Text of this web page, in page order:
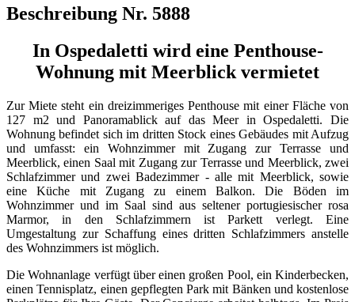
Beschreibung Nr. 5888
In Ospedaletti wird eine Penthouse-
Wohnung mit Meerblick vermietet
Zur Miete steht ein dreizimmeriges Penthouse mit einer Fläche von
127 m2 und Panoramablick auf das Meer in Ospedaletti. Die
Wohnung befindet sich im dritten Stock eines Gebäudes mit Aufzug
und umfasst: ein Wohnzimmer mit Zugang zur Terrasse und
Meerblick, einen Saal mit Zugang zur Terrasse und Meerblick, zwei
Schlafzimmer und zwei Badezimmer - alle mit Meerblick, sowie
eine Küche mit Zugang zu einem Balkon. Die Böden im
Wohnzimmer und im Saal sind aus seltener portugiesischer rosa
Marmor, in den Schlafzimmern ist Parkett verlegt. Eine
Umgestaltung zur Schaffung eines dritten Schlafzimmers anstelle
des Wohnzimmers ist möglich.
Die Wohnanlage verfügt über einen großen Pool, ein Kinderbecken,
einen Tennisplatz, einen gepflegten Park mit Bänken und kostenlose